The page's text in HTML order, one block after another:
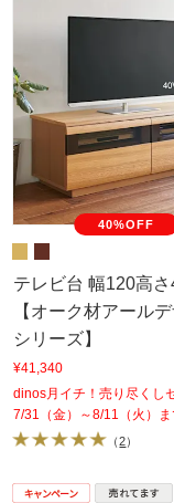
40%OFF
テレビ台 幅120高
【オーク材アール
シリーズ】
¥41,340
dinos月イチ！売り尽くし
7/31（金）～8/11（火）
（2）